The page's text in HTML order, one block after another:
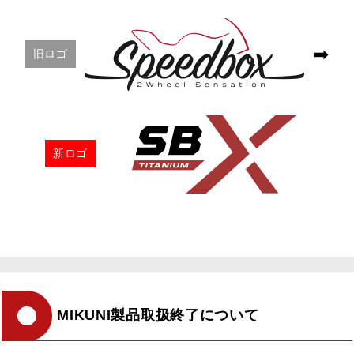
旧ロゴ ➡
新ロゴ
MIKUNI製品取扱終了について